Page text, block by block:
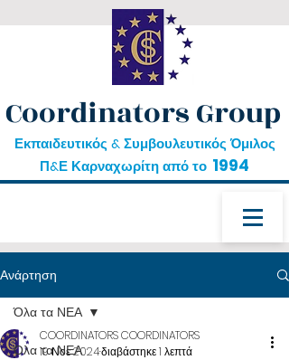
Coordinators Group
Εκπαιδευτικός & Συμβουλευτικός Όμιλος
Π&Ε Καρναχωρίτη από το 1994
Ανάρτηση
Όλα τα ΝΕΑ
Όλα τα ΝΕΑ
COORDINATORS COORDINATORS
19 Νοε 2024διαβάστηκε 1 λεπτά